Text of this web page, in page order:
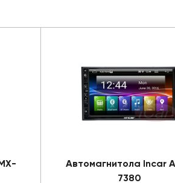
Автомагнитола Incar
7380